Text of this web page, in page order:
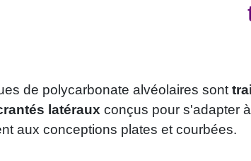
de polycarbonate alvéolaires sont
latéraux conçus pour s'adapter
aux conceptions plates et courbées.